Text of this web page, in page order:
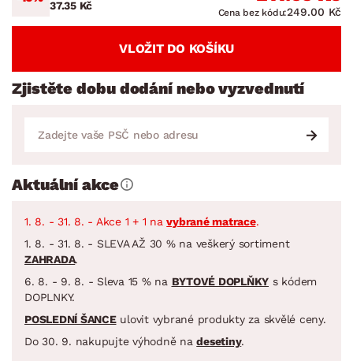
37.35 Kč
Cena bez kódu:249.00 Kč
VLOŽIT DO KOŠÍKU
Zjistěte dobu dodání nebo vyzvednutí
Aktuální akce
1. 8. - 31. 8. - Akce 1 + 1 navybrané matrace.
1. 8. - 31. 8. - SLEVA AŽ 30 % na veškerý sortiment
ZAHRADA.
6. 8. - 9. 8. - Sleva 15 % na BYTOVÉ DOPLŇKY s kódem
DOPLNKY.
POSLEDNÍ ŠANCEulovit vybrané produkty za skvělé ceny.
Do 30. 9. nakupujte výhodně nadesetiny.